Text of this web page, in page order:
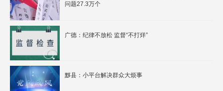
问题27.3万个
广德：纪律不放松 监督“不打烊”
黟县：小平台解决群众大烦事